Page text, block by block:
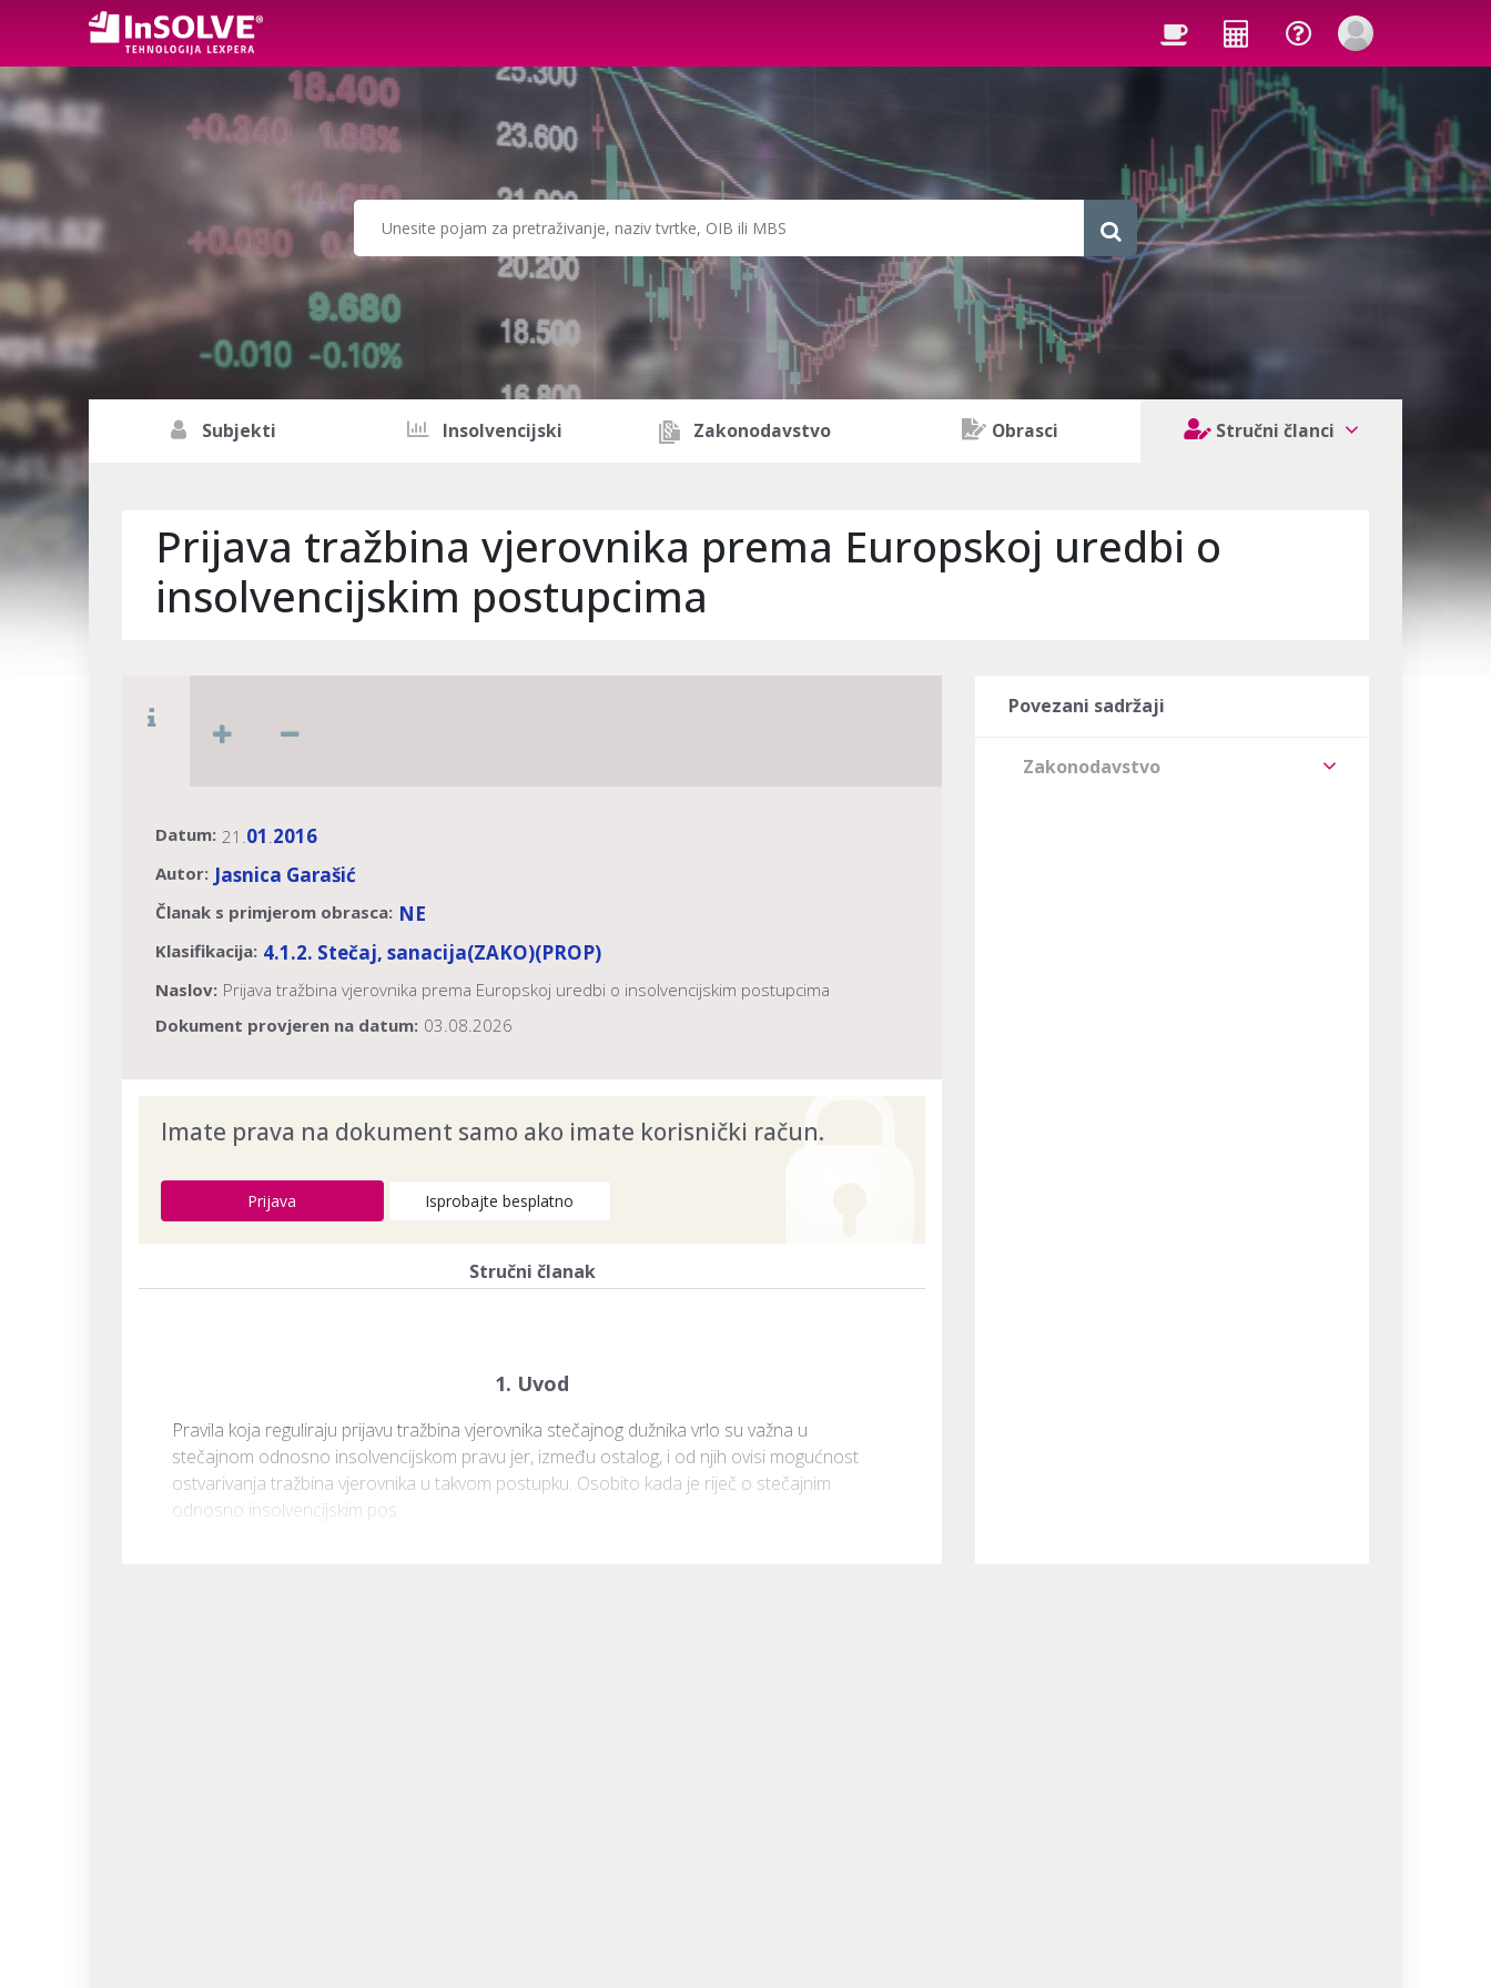
Subjekti Insolvencijski Zakonodavstvo Obrasci Stručni članci
Prijava tražbina vjerovnika prema Europskoj uredbi o
insolvencijskim postupcima
Datum: 21.01 .2016
Autor: Jasnica Garašić
Članak s primjerom obrasca: NE
Klasifikacija: 4.1.2. Stečaj, sanacija(ZAKO)(PROP)
Naslov: Prijava tražbina vjerovnika prema Europskoj uredbi o insolvencijskim postupcima
Dokument provjeren na datum: 03.08.2026
Imate prava na dokument samo ako imate korisnički račun.
Prijava Isprobajte besplatno
Stručni članak
1. Uvod
Pravila koja reguliraju prijavu tražbina vjerovnika stečajnog dužnika vrlo su važna u
stečajnom odnosno insolvencijskom pravu jer, između ostalog, i od njih ovisi mogućnost
ostvarivanja tražbina vjerovnika u takvom postupku. Osobito kada je riječ o stečajnim
odnosno insolvencijskim pos
Povezani sadržaji
Zakonodavstvo